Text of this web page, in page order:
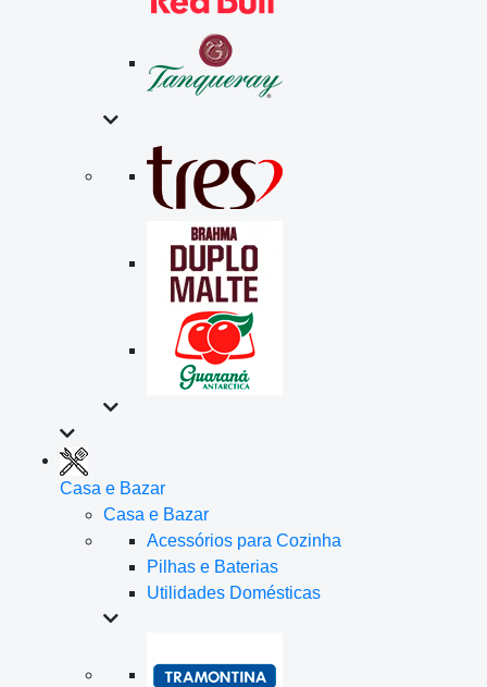
Casa e Bazar
Casa e Bazar
Acessórios para Cozinha
Pilhas e Baterias
Utilidades Domésticas